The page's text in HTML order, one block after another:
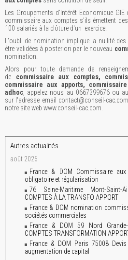
Les Groupements d'Intérêt Economique
commissaire aux comptes s'ils émettent
100 salariés à la clôture d'un exercice.
L'oubli de nomination implique la nullité
être validées à posteriori par le nouveau
nomination.
Alors pour toute demande de
de commissaire aux comptes,
commissaire aux apports,
adhoc , appelez nous au 0667399676 ou
sur l'adresse email contact@conseil-
notre site web www.conseil-cac.com.
Autres actualités
août 2026
France & DOM Commissaire
obligatoire et régularisation
76 Seine-Maritime Mont-Saint-
COMPTES À LA TRANSFO APPORT
France & DOM nomination
sociétés commerciales
France & DOM 59 Nord Grande-
COMPTES TRANSFORMATION
France & DOM Paris 75008
augmentation de capital